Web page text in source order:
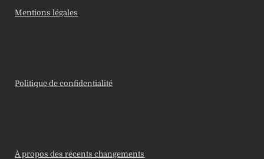
Mentions légales
Politique de confidentialité
À propos des récents changements